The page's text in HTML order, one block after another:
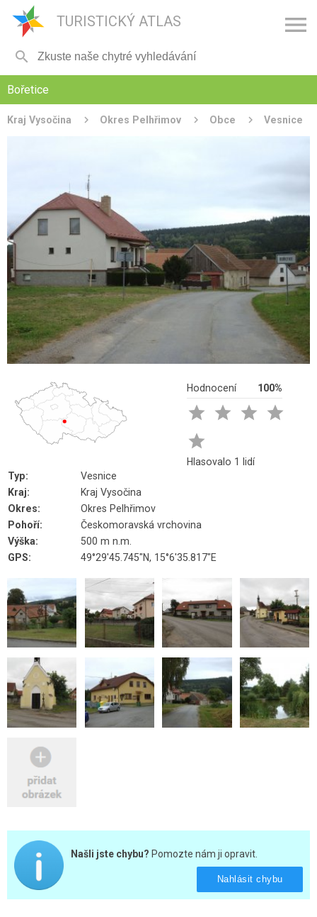
TURISTICKÝ ATLAS 

Bořetice
Kraj Vysočina Okres Pelhřimov Obce Vesnice
Hodnocení 100%
   

Hlasovalo 1 lidí
Typ:
Vesnice
Kraj:
Kraj Vysočina
Okres:
Okres Pelhřimov
Pohoří:
Českomoravská vrchovina
Výška:
500 m n.m.
GPS:
49°29'45.745"N, 15°6'35.817"E
Našli jste chybu? Pomozte nám ji opravit.
Nahlásit chybu